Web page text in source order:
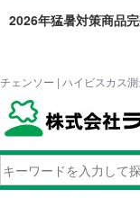
2026年猛暑対策商品
チェンソー | ハイビスカス